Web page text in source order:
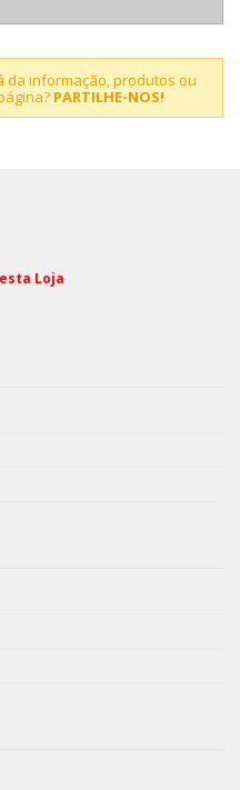
da informação, produtos ou
PARTILHE-NOS!
Loja